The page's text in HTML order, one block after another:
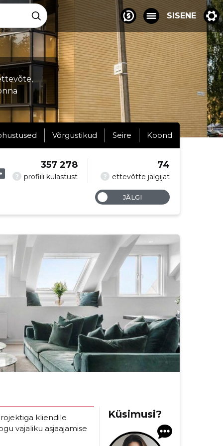
SISENE
Võrgustikud Seire Koond
? profiili külastust
357 278
? ettevõtte jälgijat
74
JÄLGI
kliendile
vajaliku asjaajamise
Küsimusi?